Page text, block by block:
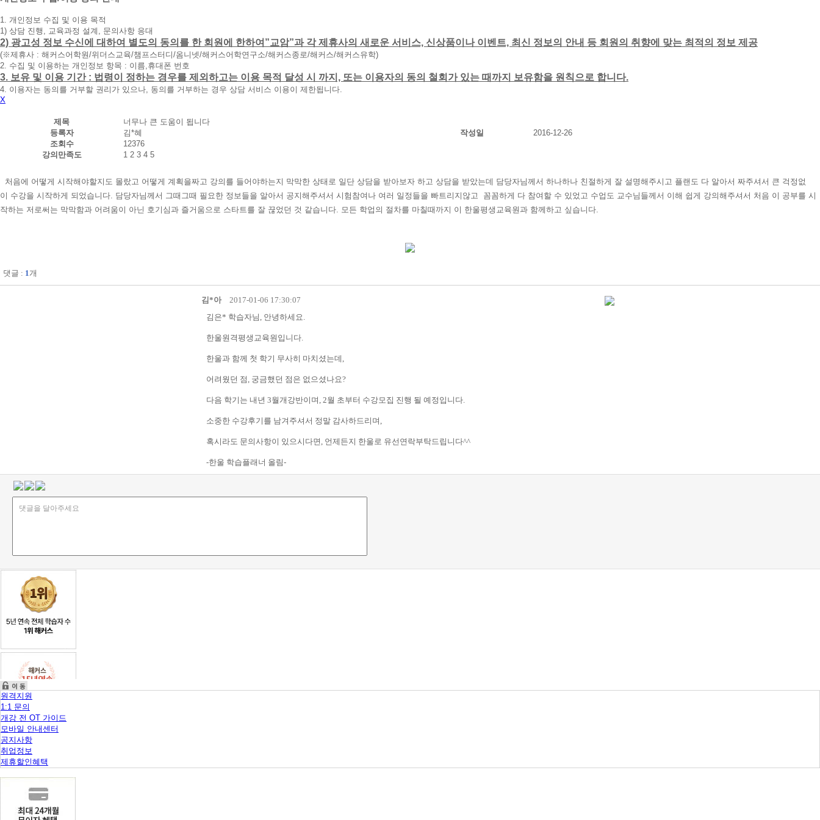
휴
대
폰
번
호
를
입
력
간
에
전
니
다.
1. 개인정보 수집 및 이용 목적
1) 상담 진행, 교육과정 설계, 문의사항 응대
2) 광고성 정보 수신에 대하여 별도의 동의를 한 회원에 한하여”교암”과 각 제휴사의 새로운 서비스, 신상품이나 이벤트, 최신 정보의 안내 등 회원의 취향에 맞는 최적의 정보 제공
(※제휴사 : 해커스어학원/위더스교육/챔프스터디/옴니넷/해커스어학연구소/해커스종로/해커스/해커스유학)
2. 수집 및 이용하는 개인정보 항목 : 이름,휴대폰 번호
3. 보유 및 이용 기간 : 법령이 정하는 경우를 제외하고는 이용 목적 달성 시 까지, 또는 이용자의 동의 철회가 있는 때까지 보유함을 원칙으로 합니다.
4. 이용자는 동의를 거부할 권리가 있으나, 동의를 거부하는 경우 상담 서비스 이용이 제한됩니다.
X
제목
너무나 큰 도움이 됩니다
등록자
김*혜 작성일
2016-12-26
조회수
12376
강의만족도
1 2 3 4 5
처음에 어떻게 시작해야할지도 몰랐고 어떻게 계획을짜고 강의를 들어야하는지 막막한 상태로 일단 상담을 받아보자 하고 상담을 받았는데 담당자님께서 하나하나 친절하게 잘 설명해주시고 플랜도 다 알아서 짜주셔서 큰 걱정없
이 수강을 시작하게 되었습니다. 담당자님께서 그때그때 필요한 정보들을 알아서 공지해주셔서 시험참여나 여러 일정들을 빠트리지않고 꼼꼼하게 다 참여할 수 있었고 수업도 교수님들께서 이해 쉽게 강의해주셔서 처음 이 공부를 시
작하는 저로써는 막막함과 어려움이 아닌 호기심과 즐거움으로 스타트를 잘 끊었던 것 같습니다. 모든 학업의 절차를 마칠때까지 이 한울평생교육원과 함께하고 싶습니다.
댓글 : 1 개
김*아
2017-01-06 17:30:07
김은* 학습자님, 안녕하세요.
한울원격평생교육원입니다.
한울과 함께 첫 학기 무사히 마치셨는데,
어려웠던 점, 궁금했던 점은 없으셨나요?
다음 학기는 내년 3월개강반이며, 2월 초부터 수강모집 진행 될 예정입니다.
소중한 수강후기를 남겨주셔서 정말 감사하드리며,
혹시라도 문의사항이 있으시다면, 언제든지 한울로 유선연락부탁드립니다^^
-한울 학습플래너 올림-
원격지원
1:1 문의
개강 전 OT 가이드
모바일 안내센터
공지사항
취업정보
제휴할인혜택